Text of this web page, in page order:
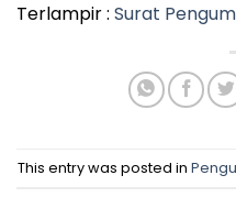
Terlampir : Surat
This entry was posted in